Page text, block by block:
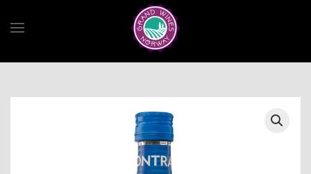
Skip to main content